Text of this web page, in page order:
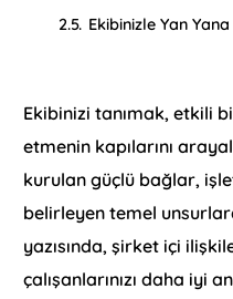
2.5. Ekibinizle Yan
Ekibinizi tanımak, etkili
etmenin kapılarını
kurulan güçlü bağlar,
belirleyen temel
yazısında, şirket içi
çalışanlarınızı daha iyi